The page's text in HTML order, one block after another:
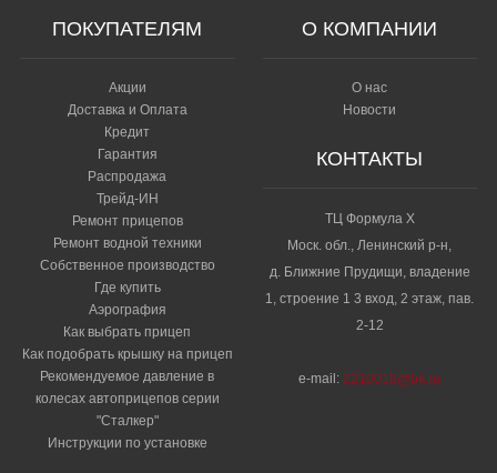
ПОКУПАТЕЛЯМ
Акции
Доставка и Оплата
Кредит
Гарантия
Распродажа
Трейд-ИН
Ремонт прицепов
Ремонт водной техники
Собственное производство
Где купить
Аэрография
Как выбрать прицеп
Как подобрать крышку на прицеп
Рекомендуемое давление в
колесах автоприцепов серии
"Сталкер"​
Инструкции по установке
О КОМПАНИИ
О нас
Новости
КОНТАКТЫ
ТЦ Формула Х
Моск. обл., Ленинский р-н,
д. Ближние Прудищи, владение
1, строение 1 3 вход, 2 этаж, пав.
2-12
e-mail: 2210018@bk.ru